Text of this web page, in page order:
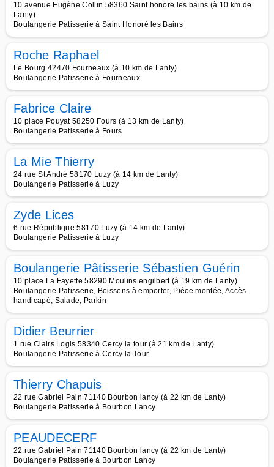
10 avenue Eugène Collin 58360 Saint honore les bains (à 10 km de
Lanty)
Boulangerie Patisserie à Saint Honoré les Bains
Roche Raphael
Le Bourg 42470 Fourneaux (à 10 km de Lanty)
Boulangerie Patisserie à Fourneaux
Fabrice Claire
10 place Pouyat 58250 Fours (à 13 km de Lanty)
Boulangerie Patisserie à Fours
La Mie Thierry
24 rue St André 58170 Luzy (à 14 km de Lanty)
Boulangerie Patisserie à Luzy
Zyde Lices
6 rue République 58170 Luzy (à 14 km de Lanty)
Boulangerie Patisserie à Luzy
Boulangerie Pâtisserie Sébastien Guérin
10 place La Fayette 58290 Moulins engilbert (à 19 km de Lanty)
Boulangerie Patisserie, Boissons à emporter, Pièce montée, Accès
handicapé, Salade, Parkin
Didier Beurrier
1 rue Clairs Logis 58340 Cercy la tour (à 21 km de Lanty)
Boulangerie Patisserie à Cercy la Tour
Thierry Chapuis
22 rue Gabriel Pain 71140 Bourbon lancy (à 22 km de Lanty)
Boulangerie Patisserie à Bourbon Lancy
PEAUDECERF
22 rue Gabriel Pain 71140 Bourbon lancy (à 22 km de Lanty)
Boulangerie Patisserie à Bourbon Lancy